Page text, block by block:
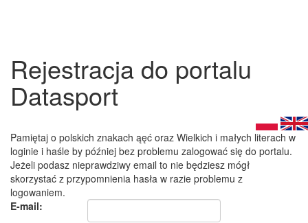
Rejestracja do portalu
Datasport
Pamiętaj o polskich znakach ąęć oraz Wielkich i małych literach w
loginie i haśle by później bez problemu zalogować się do portalu.
Jeżeli podasz nieprawdziwy email to nie będziesz mógł
skorzystać z przypomnienia hasła w razie problemu z
logowaniem.
E-mail: